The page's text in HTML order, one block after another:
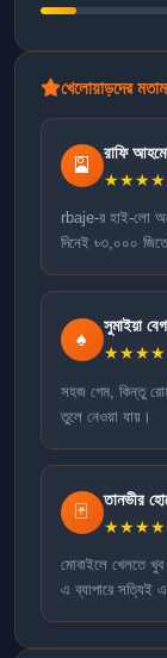
খেলোয়াড়দের
🎴
রাফি
rbaje-র হাই-লো
দিনেই ৳৩,০০০
♠
সুমাইয়া
সহজ গেম, কিন্তু
তুলে নেওয়া যায়।
🃏
তানভীর
মোবাইলে খেলতে
এ ব্যাপারে সত্যিই